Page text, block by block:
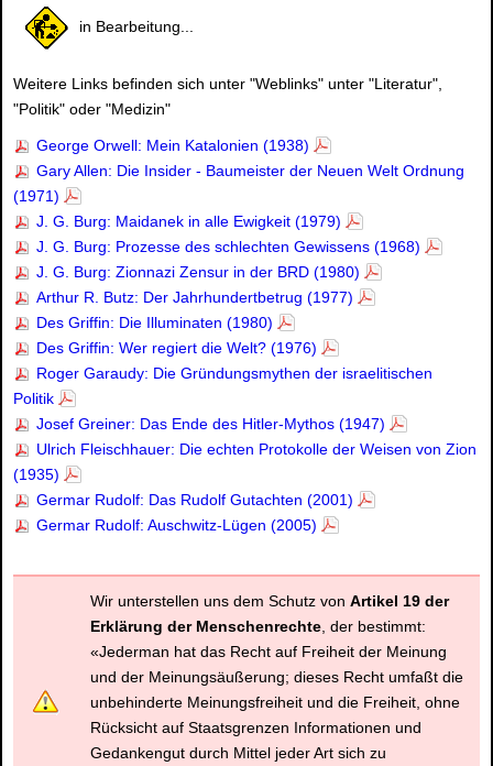
in Bearbeitung...
Weitere Links befinden sich unter "Weblinks" unter "Literatur",
"Politik" oder "Medizin"
George Orwell: Mein Katalonien (1938)
Gary Allen: Die Insider - Baumeister der Neuen Welt Ordnung
(1971)
J. G. Burg: Maidanek in alle Ewigkeit (1979)
J. G. Burg: Prozesse des schlechten Gewissens (1968)
J. G. Burg: Zionnazi Zensur in der BRD (1980)
Arthur R. Butz: Der Jahrhundertbetrug (1977)
Des Griffin: Die Illuminaten (1980)
Des Griffin: Wer regiert die Welt? (1976)
Roger Garaudy: Die Gründungsmythen der israelitischen
Politik
Josef Greiner: Das Ende des Hitler-Mythos (1947)
Ulrich Fleischhauer: Die echten Protokolle der Weisen von Zion
(1935)
Germar Rudolf: Das Rudolf Gutachten (2001)
Germar Rudolf: Auschwitz-Lügen (2005)
Wir unterstellen uns dem Schutz von Artikel 19 der
Erklärung der Menschenrechte , der bestimmt:
«Jederman hat das Recht auf Freiheit der Meinung
und der Meinungsäußerung; dieses Recht umfaßt die
unbehinderte Meinungsfreiheit und die Freiheit, ohne
Rücksicht auf Staatsgrenzen Informationen und
Gedankengut durch Mittel jeder Art sich zu